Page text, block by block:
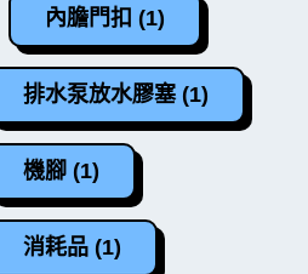
內膽門扣 (1)
排水泵放水膠塞 (1)
機腳 (1)
消耗品 (1)